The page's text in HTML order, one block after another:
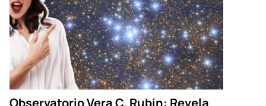
Observatorio Vera C. Rubin: Revela